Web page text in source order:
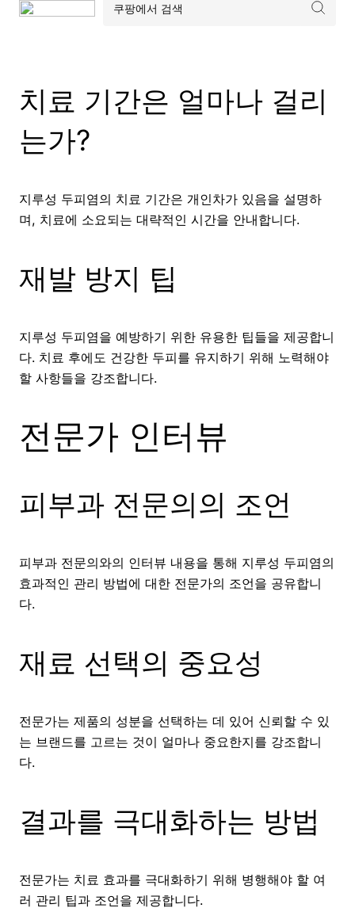
치료 기간은 얼마나 걸리
는가?
지루성 두피염의 치료 기간은 개인차가 있음을 설명하
며, 치료에 소요되는 대략적인 시간을 안내합니다.
재발 방지 팁
지루성 두피염을 예방하기 위한 유용한 팁들을 제공합니
다. 치료 후에도 건강한 두피를 유지하기 위해 노력해야
할 사항들을 강조합니다.
전문가 인터뷰
피부과 전문의의 조언
피부과 전문의와의 인터뷰 내용을 통해 지루성 두피염의
효과적인 관리 방법에 대한 전문가의 조언을 공유합니
다.
재료 선택의 중요성
전문가는 제품의 성분을 선택하는 데 있어 신뢰할 수 있
는 브랜드를 고르는 것이 얼마나 중요한지를 강조합니
다.
결과를 극대화하는 방법
전문가는 치료 효과를 극대화하기 위해 병행해야 할 여
러 관리 팁과 조언을 제공합니다.